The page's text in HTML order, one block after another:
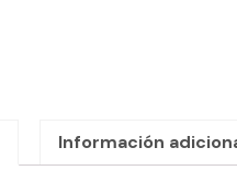
Información